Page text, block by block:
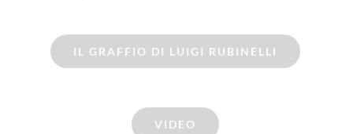
IL GRAFFIO DI LUIGI RUBINELLI
VIDEO